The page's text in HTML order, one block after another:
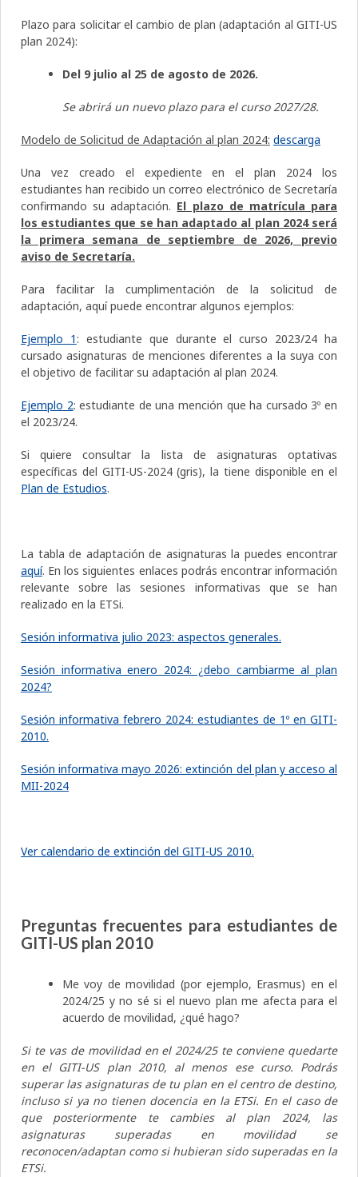
Plazo para solicitar el cambio de plan (adaptación al GITI-US
plan 2024):
Del 9 julio al 25 de agosto de 2026.
Se abrirá un nuevo plazo para el curso 2027/28.
Modelo de Solicitud de Adaptación al plan 2024: descarga
Una vez creado el expediente en el plan 2024 los
estudiantes han recibido un correo electrónico de Secretaría
confirmando su adaptación. El plazo de matrícula para
los estudiantes que se han adaptado al plan 2024 será
la primera semana de septiembre de 2026, previo
aviso de Secretaría.
Para facilitar la cumplimentación de la solicitud de
adaptación, aquí puede encontrar algunos ejemplos:
Ejemplo 1: estudiante que durante el curso 2023/24 ha
cursado asignaturas de menciones diferentes a la suya con
el objetivo de facilitar su adaptación al plan 2024.
Ejemplo 2: estudiante de una mención que ha cursado 3º en
el 2023/24.
Si quiere consultar la lista de asignaturas optativas
específicas del GITI-US-2024 (gris), la tiene disponible en el
Plan de Estudios.
La tabla de adaptación de asignaturas la puedes encontrar
aquí. En los siguientes enlaces podrás encontrar información
relevante sobre las sesiones informativas que se han
realizado en la ETSi.
Sesión informativa julio 2023: aspectos generales.
Sesión informativa enero 2024: ¿debo cambiarme al plan
2024?
Sesión informativa febrero 2024: estudiantes de 1º en GITI-
2010.
Sesión informativa mayo 2026: extinción del plan y acceso al
MII-2024
Ver calendario de extinción del GITI-US 2010.
Preguntas frecuentes para estudiantes de
GITI-US plan 2010
Me voy de movilidad (por ejemplo, Erasmus) en el
2024/25 y no sé si el nuevo plan me afecta para el
acuerdo de movilidad, ¿qué hago?
Si te vas de movilidad en el 2024/25 te conviene quedarte
en el GITI-US plan 2010, al menos ese curso. Podrás
superar las asignaturas de tu plan en el centro de destino,
incluso si ya no tienen docencia en la ETSi. En el caso de
que posteriormente te cambies al plan 2024, las
asignaturas superadas en movilidad se
reconocen/adaptan como si hubieran sido superadas en la
ETSi.